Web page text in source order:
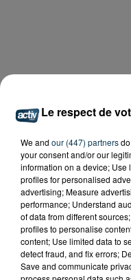
Le respect de
We and our (447) partners
your consent and/or our
information on a device; Use
profiles for personalised
advertising; Measure
performance; Understand
of data from different
profiles to personalise
content; Use limited data to
detect fraud, and fix errors;
Save and communicate